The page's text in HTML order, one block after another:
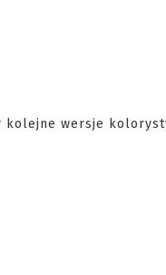
kolejne wersje